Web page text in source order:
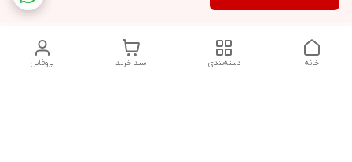
پروفایل سبد خرید دسته‌بندی خانه